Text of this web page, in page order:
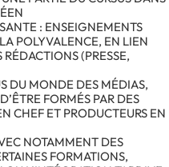
: ENSEIGNEMENTS
POLYVALENCE, EN LIEN
(PRESSE,
DU MONDE DES MÉDIAS,
FORMÉS PAR DES
CHEF ET PRODUCTEURS EN
NOTAMMENT DES
FORMATIONS,